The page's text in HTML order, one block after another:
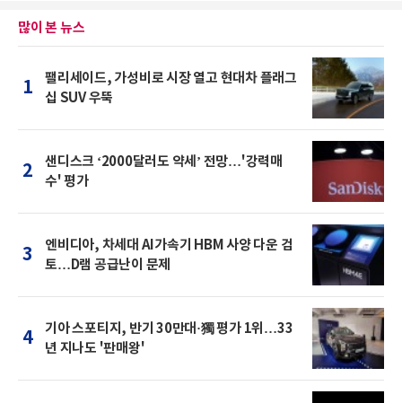
많이 본 뉴스
1
팰리세이드, 가성비로 시장 열고 현대차 플래그
십 SUV 우뚝
2
샌디스크 ‘2000달러도 약세’ 전망…'강력매
수' 평가
3
엔비디아, 차세대 AI가속기 HBM 사양 다운 검
토…D램 공급난이 문제
4
기아 스포티지, 반기 30만대·獨 평가 1위…33
년 지나도 '판매왕'